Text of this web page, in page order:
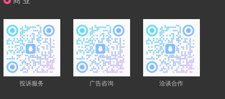
投诉服务 广告咨询 洽谈合作